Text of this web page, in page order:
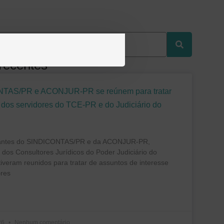
PR e ACONJUR-PR se reúnem para tratar
servidores do TCE-PR e do Judiciário do
do SINDICONTAS/PR e da ACONJUR-PR,
dos Consultores Jurídicos do Poder Judiciário do
reunidos para tratar de assuntos de interesse